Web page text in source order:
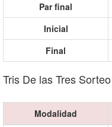
Par final
Inicial
Final
Tris De las Tres
Modalidad